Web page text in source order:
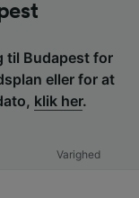
til Budapest for
eller for at
klik her.
Varighed